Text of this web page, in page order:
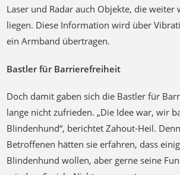
Sensoren ins Spiel: Montiert an den Stock,
auf den Boden und einer nach vorne,
Laser und Radar auch Objekte, die weiter
ein Armband übertragen.
Bastler für Barrierefreiheit
Doch damit gaben sich die Bastler für
lange nicht zufrieden. „Die Idee war, wir
Blindenhund“, berichtet Zahout-Heil.